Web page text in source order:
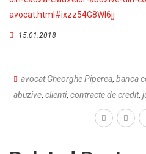
avocat.html#ixzz54G8WI6jj
15.01.2018
avocat Gheorghe Piperea, banca
abuzive, clienti, contracte de credit,